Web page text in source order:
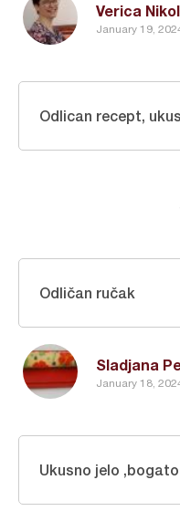
Verica
January 19,
Odlican recept,
Sladjana
January 18,
Odličan ručak
Ukusno jelo